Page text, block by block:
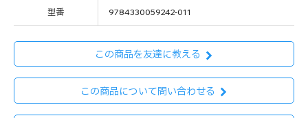
型番 9784330059242-011
この商品を友達に教える
この商品について問い合わせる